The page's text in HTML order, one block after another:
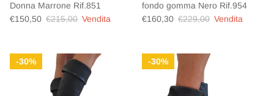
Donna Marrone Rif.851
Prezzo di vendita
€150,50 Prezzo normale
€215,00 Vendita
fondo gomma Nero Rif.954
Prezzo di vendita
€160,30 Prezzo normale
€229,00 Vendita
30% 30%